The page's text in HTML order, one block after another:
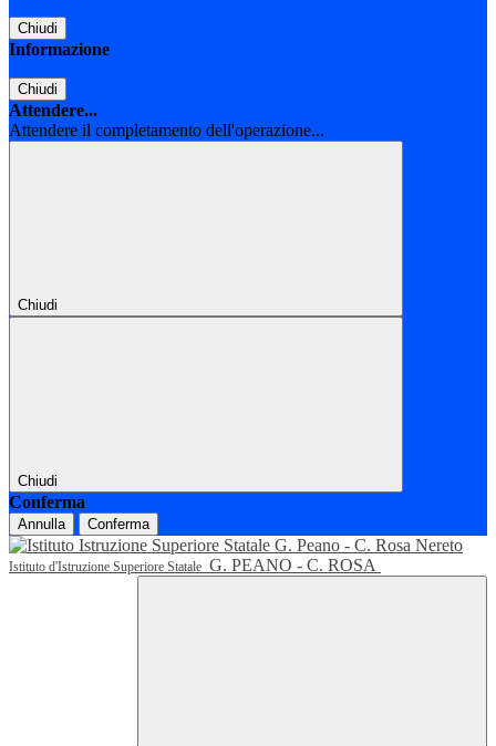
Chiudi
Informazione
Chiudi
Attendere...
Attendere il completamento dell'operazione...
Chiudi
Chiudi
Conferma
Annulla Conferma
Istituto d'Istruzione Superiore Statale G. PEANO - C. ROSA